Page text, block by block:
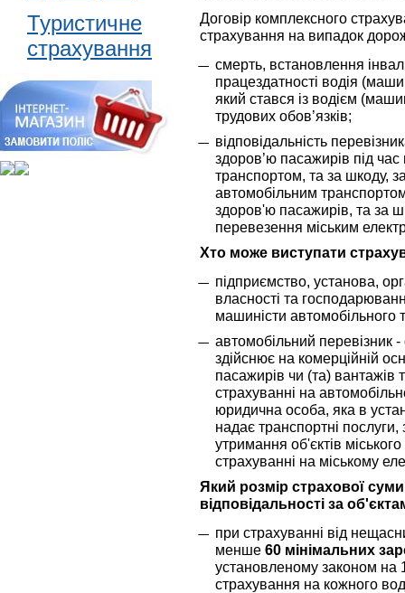
Туристичне
страхування
Договір комплексного
страхування на випадок
смерть, встановлення
працездатності водія
який стався із водієм
трудових обов’язків;
відповідальність
здоров’ю пасажирів під
транспортом, та за шкоду,
автомобільним
здоров'ю пасажирів, та за
перевезення міським
Хто може виступати
підприємство, установа,
власності та
машиністи автомобільного
автомобільний перевізник
здійснює на комерційній
пасажирів чи (та)
страхуванні на
юридична особа, яка в
надає транспортні
утримання об'єктів
страхуванні на міському
Який розмір страхової
відповідальності за
при страхуванні від
менше 60 мінімальних
установленому законом на
страхування на кожного